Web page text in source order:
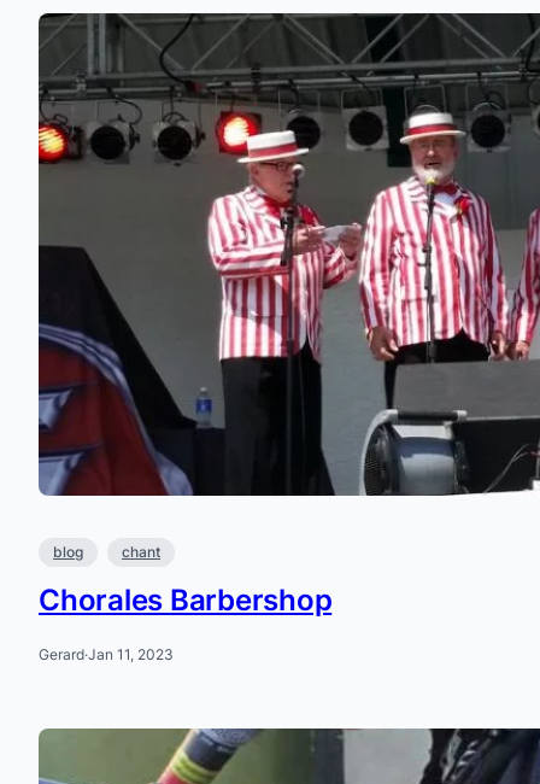
blog chant
Chorales Barbershop
Gerard·Jan 11, 2023